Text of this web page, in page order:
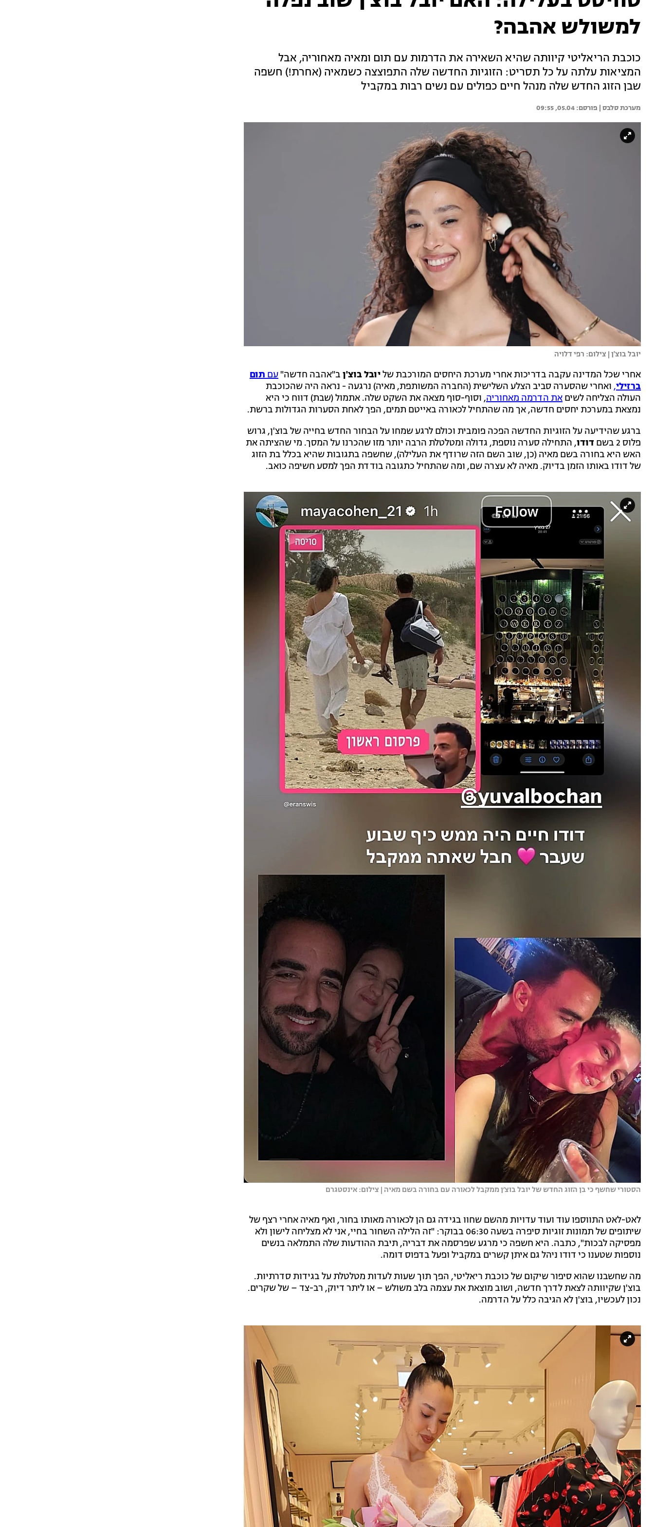
למשולש אהבה?
כוכבת הריאליטי קיוותה שהיא השאירה את הדרמות עם תום ומאיה מאחוריה, אבל
המציאות עלתה על כל תסריט: הזוגיות החדשה שלה התפוצצה כשמאיה (אחרת!) חשפה
שבן הזוג החדש שלה מנהל חיים כפולים עם נשים רבות במקביל
מערכת סלבס | 05.04, 09:55
יובל בוצ'ן | צילום: רפי דלויה
אחרי שכל המדינה עקבה בדריכות אחרי מערכת היחסים המורכבת שליובל בוצ'ן ב"אהבה חדשה"עםתום
ברזילי, ואחרי שהסערה סביב הצלע השלישית (החברה המשותפת, מאיה) נרגעה - נראה היה שהכוכבת
העולה הצליחה לשים את הדרמה מאחוריה, וסוף-סוף מצאה את השקט שלה. אתמול (שבת) דווח כי היא
נמצאת במערכת יחסים חדשה, אך מה שהתחיל לכאורה באייטם תמים, הפך לאחת הסערות הגדולות ברשת.
ברגע שהידיעה על הזוגיות החדשה הפכה פומבית וכולם לרגע שמחו על הבחור החדש בחייה של בוצ'ן, גרוש
פלוס 2 בשם
דודו, התחילה סערה נוספת, גדולה ומטלטלת הרבה יותר מזו שהכרנו על המסך. מי שהציתה את
האש היא בחורה בשם מאיה (כן, שוב השם הזה שרודף את העלילה), שחשפה בתגובות שהיא בכלל בת הזוג
של דודו באותו הזמן בדיוק. מאיה לא עצרה שם, ומה שהתחיל כתגובה בודדת הפך למסע חשיפה כואב.
הסטורי שחשף כי בן הזוג החדש של יובל בוצ׳ן ממקבל לכאורה עם בחורה בשם מאיה | צילום: אינסטגרם
לאט-לאט התווספו עוד ועוד עדויות מהשם שחוו בגידה גם הן לכאורה מאותו בחור, ואף מאיה אחרי רצף של
שיתופים של תמונות זוגיות סיפרה בשעה 06:30 בבוקר: "זה הלילה השחור בחיי, אני לא מצליחה לישון ולא
מפסיקה לבכות", כתבה. היא חשפה כי מרגע שפרסמה את דבריה, תיבת ההודעות שלה התמלאה בנשים
נוספות שטענו כי דודו ניהל גם איתן קשרים במקביל ופעל בדפוס דומה.
מה שחשבנו שהוא סיפור שיקום של כוכבת ריאליטי, הפך תוך שעות לעדות מטלטלת על בגידות סדרתיות.
בוצ'ן שקיוותה לצאת לדרך חדשה, ושוב מוצאת את עצמה בלב משולש – או ליתר דיוק, רב-צד – של שקרים.
נכון לעכשיו, בוצ'ן לא הגיבה כלל על הדרמה.